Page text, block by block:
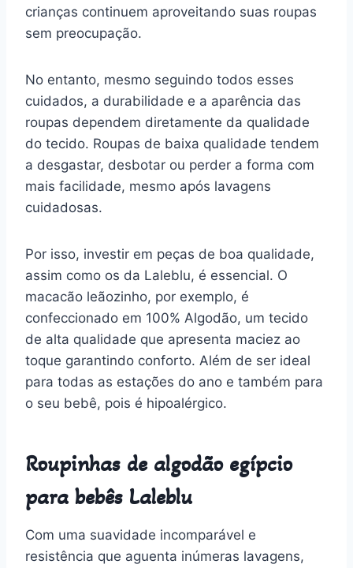
crianças continuem aproveitando suas roupas
sem preocupação.
No entanto, mesmo seguindo todos esses
cuidados, a durabilidade e a aparência das
roupas dependem diretamente da qualidade
do tecido. Roupas de baixa qualidade tendem
a desgastar, desbotar ou perder a forma com
mais facilidade, mesmo após lavagens
cuidadosas.
Por isso, investir em peças de boa qualidade,
assim como os da Laleblu, é essencial. O
macacão leãozinho, por exemplo, é
confeccionado em 100% Algodão, um tecido
de alta qualidade que apresenta maciez ao
toque garantindo conforto. Além de ser ideal
para todas as estações do ano e também para
o seu bebê, pois é hipoalérgico.
Roupinhas de algodão egípcio
para bebês Laleblu
Com uma suavidade incomparável e
resistência que aguenta inúmeras lavagens,